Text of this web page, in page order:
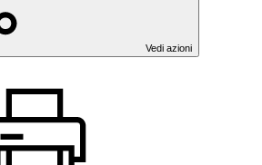
Vedi azioni